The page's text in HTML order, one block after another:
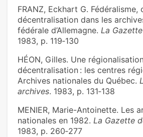
FRANZ, Eckhart G.
décentralisation dans les
fédérale d’Allemagne. La
1983, p. 119‑130
HÉON, Gilles. Une
décentralisation : les centres
Archives nationales du Québec.
archives. 1983, p. 131‑138
MENIER, Marie-Antoinette. Les
nationales en 1982. La Gazette
1983, p. 260‑277